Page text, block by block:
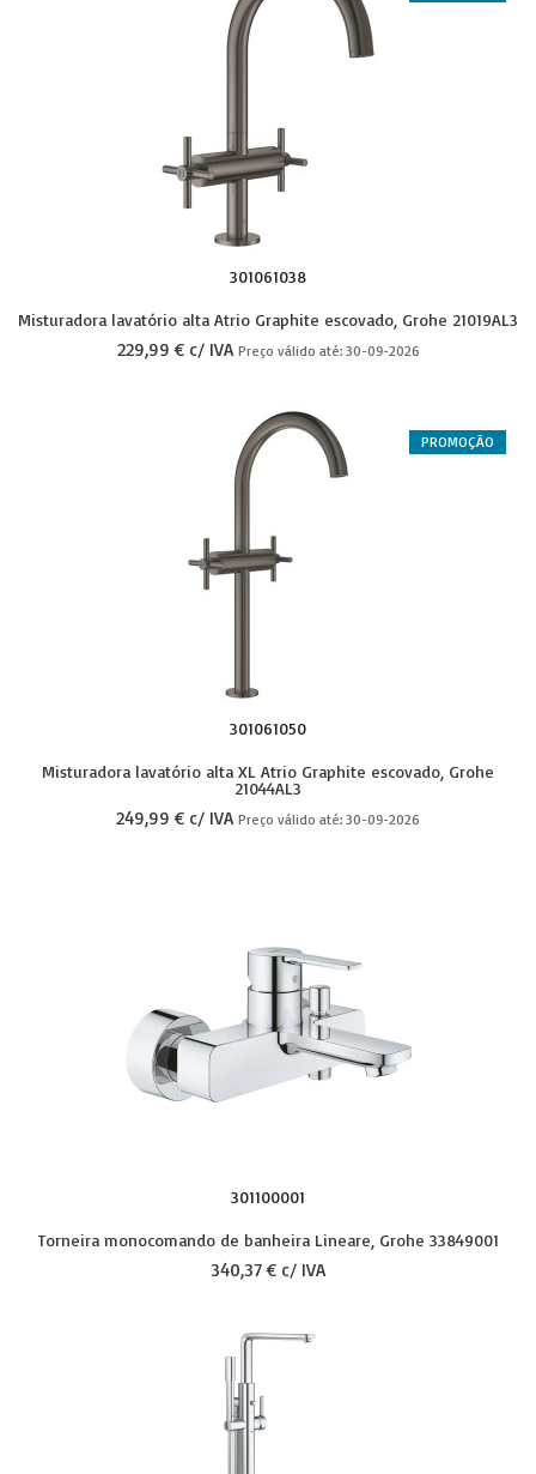
301061038
Misturadora lavatório alta Atrio Graphite escovado, Grohe 21019AL3
229,99 € c/ IVA Preço válido até: 30-09-2026
PROMOÇÃO
301061050
Misturadora lavatório alta XL Atrio Graphite escovado, Grohe
21044AL3
249,99 € c/ IVA Preço válido até: 30-09-2026
301100001
Torneira monocomando de banheira Lineare, Grohe 33849001
340,37 € c/ IVA